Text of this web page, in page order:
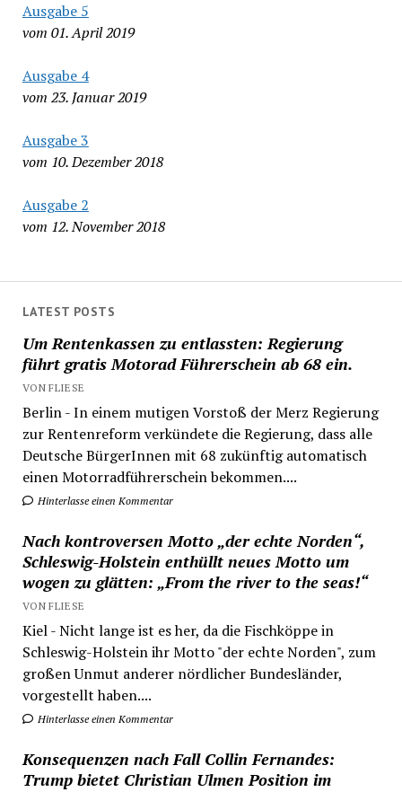
Ausgabe 5
vom 01. April 2019
Ausgabe 4
vom 23. Januar 2019
Ausgabe 3
vom 10. Dezember 2018
Ausgabe 2
vom 12. November 2018
LATEST POSTS
Um Rentenkassen zu entlassten: Regierung
führt gratis Motorad Führerschein ab 68 ein.
VON FLIESE
Berlin - In einem mutigen Vorstoß der Merz Regierung
zur Rentenreform verkündete die Regierung, dass alle
Deutsche BürgerInnen mit 68 zukünftig automatisch
einen Motorradführerschein bekommen....
Hinterlasse einen Kommentar
Nach kontroversen Motto „der echte Norden“,
Schleswig-Holstein enthüllt neues Motto um
wogen zu glätten: „From the river to the seas!“
VON FLIESE
Kiel - Nicht lange ist es her, da die Fischköppe in
Schleswig-Holstein ihr Motto "der echte Norden", zum
großen Unmut anderer nördlicher Bundesländer,
vorgestellt haben....
Hinterlasse einen Kommentar
Konsequenzen nach Fall Collin Fernandes:
Trump bietet Christian Ulmen Position im